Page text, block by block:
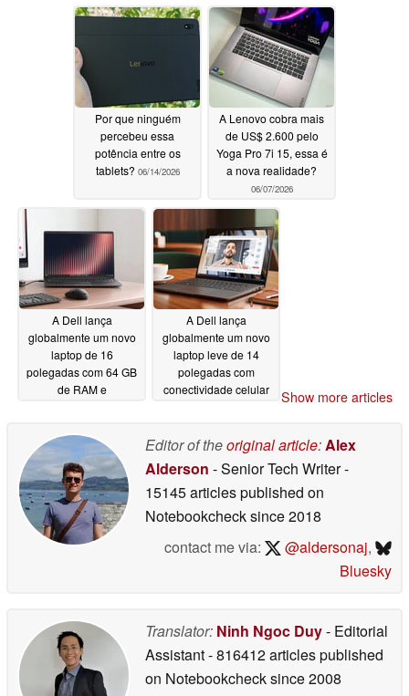
06/14/2026
Por que ninguém
percebeu essa
potência entre os
tablets? 06/14/2026
A Lenovo cobra mais
de US$ 2.600 pelo
Yoga Pro 7i 15, essa é
a nova realidade?
06/07/2026
A Dell lança
globalmente um novo
laptop de 16
polegadas com 64 GB
de RAM e
A Dell lança
globalmente um novo
laptop leve de 14
polegadas com
conectividade celular
Show more articles
Editor of theoriginal article:Alex
Alderson - Senior Tech Writer-
15145 articles published on
Notebookchecksince 2018
contact me via:
@aldersonaj,
Bluesky
Translator: Ninh Ngoc Duy- Editorial
Assistant- 816412 articles published
on Notebookchecksince 2008